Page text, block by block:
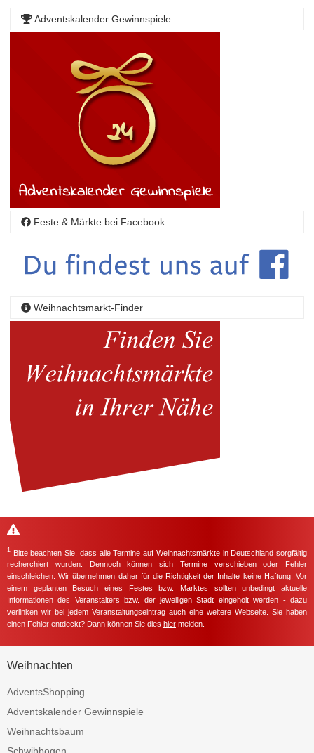
Adventskalender Gewinnspiele
Feste & Märkte bei Facebook
Weihnachtsmarkt-Finder
1
Bitte beachten Sie, dass alle Termine auf Weihnachtsmärkte in Deutschland sorgfältig
recherchiert wurden. Dennoch können sich Termine verschieben oder Fehler
einschleichen. Wir übernehmen daher für die Richtigkeit der Inhalte keine Haftung. Vor
einem geplanten Besuch eines Festes bzw. Marktes sollten unbedingt aktuelle
Informationen des Veranstalters bzw. der jeweiligen Stadt eingeholt werden - dazu
verlinken wir bei jedem Veranstaltungseintrag auch eine weitere Webseite. Sie haben
einen Fehler entdeckt? Dann können Sie dies hier melden.
Weihnachten
AdventsShopping
Adventskalender Gewinnspiele
Weihnachtsbaum